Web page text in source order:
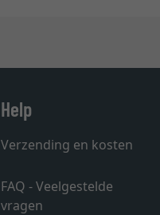
Help
Verzending en kosten
FAQ - Veelgestelde
vragen